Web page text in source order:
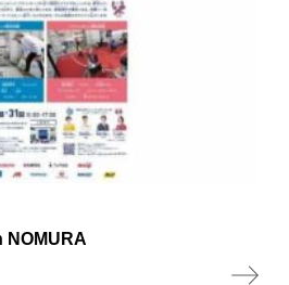
NOMURA